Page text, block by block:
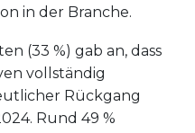
in der Branche.
(33 %) gab an, dass
vollständig
Rückgang
Rund 49 %